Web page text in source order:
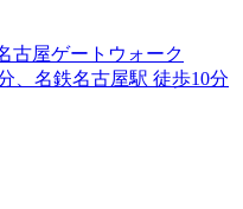
古屋ゲートウォーク
、名鉄名古屋駅 徒歩10分